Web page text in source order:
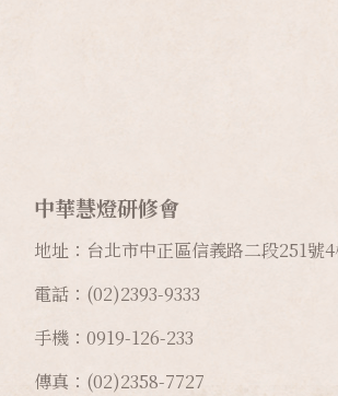
中華慧燈研修會
地址：台北市中正區信義路二段251號4
電話：(02)2393-9333
手機：0919-126-233
傳真：(02)2358-7727